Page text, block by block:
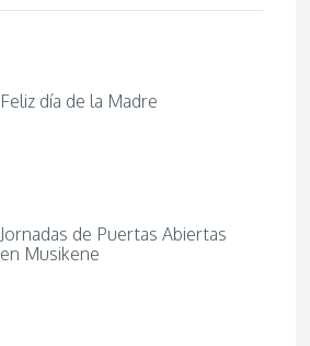
Feliz día de la Madre
Jornadas de Puertas Abiertas
en Musikene